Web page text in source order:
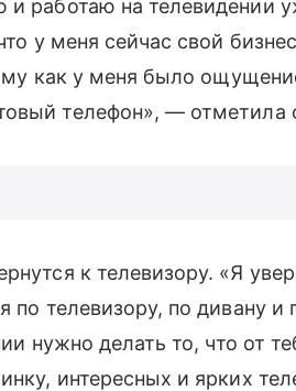
работаю на телевидении
у меня сейчас свой
как у меня было
телефон», — отметила
к телевизору. «Я
телевизору, по дивану и
нужно делать то, что от
интересных и ярких